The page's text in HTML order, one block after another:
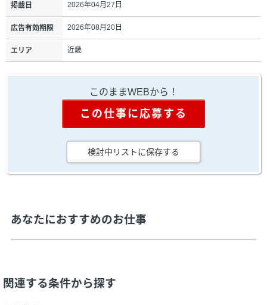
掲載日 2026年04月27日
広告有効期限 2026年08月20日
エリア 近畿
このままWEBから！
この仕事に応募する
検討中リストに保存する
あなたにおすすめのお仕事
関連する条件から探す